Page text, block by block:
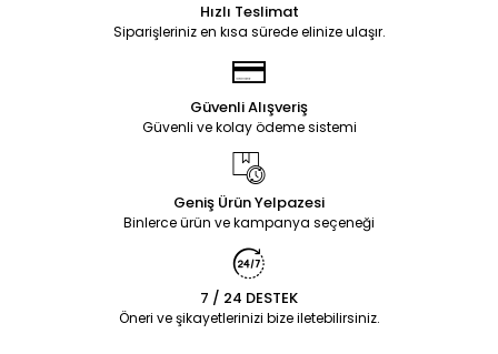
Hızlı Teslimat
Siparişleriniz en kısa sürede elinize ulaşır.
Güvenli Alışveriş
Güvenli ve kolay ödeme sistemi
Geniş Ürün Yelpazesi
Binlerce ürün ve kampanya seçeneği
7 / 24 DESTEK
Öneri ve şikayetlerinizi bize iletebilirsiniz.